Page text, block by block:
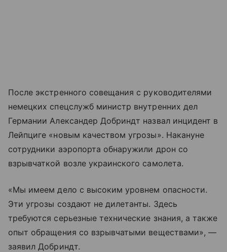
После экстренного совещания с руководителями
немецких спецслужб министр внутренних дел
Германии Александер Добриндт назвал инцидент в
Лейпциге «новым качеством угрозы». Накануне
сотрудники аэропорта обнаружили дрон со
взрывчаткой возле украинского самолета.
«Мы имеем дело с высоким уровнем опасности.
Эти угрозы создают не дилетанты. Здесь
требуются серьезные технические знания, а также
опыт обращения со взрывчатыми веществами», —
заявил Добриндт.